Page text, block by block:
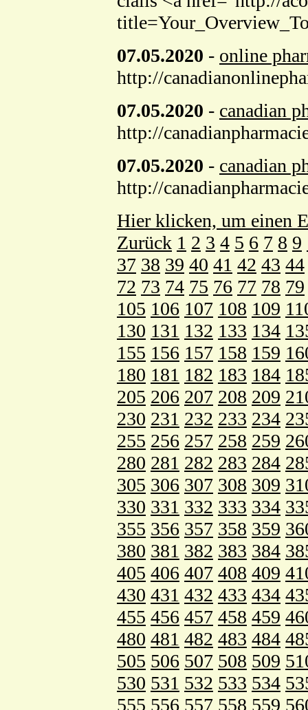
07.05.2020 - online
http://
07.05.2020 - canadian
http://
07.05.2020 - canadian
http://
Hier klicken, um einen
Zurück 1 2 3 4 5 6 7 8 9
37 38 39 40 41 42 43 44
72 73 74 75 76 77 78 79
105 106 107 108 109
130 131 132 133 134
155 156 157 158 159
180 181 182 183 184
205 206 207 208 209
230 231 232 233 234
255 256 257 258 259
280 281 282 283 284
305 306 307 308 309
330 331 332 333 334
355 356 357 358 359
380 381 382 383 384
405 406 407 408 409
430 431 432 433 434
455 456 457 458 459
480 481 482 483 484
505 506 507 508 509
530 531 532 533 534
555 556 557 558 559